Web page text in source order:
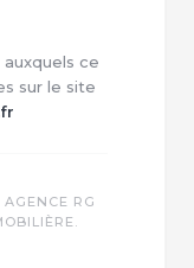
ce
sur le site
RG